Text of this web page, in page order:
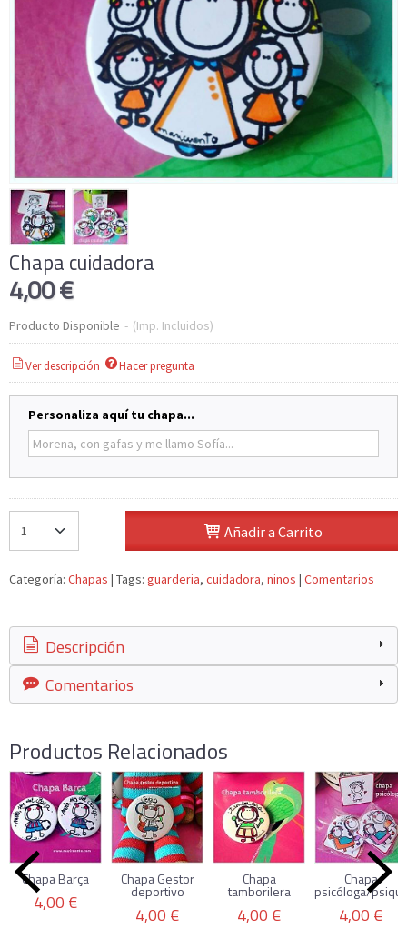
Chapa cuidadora
4,00 €
Producto Disponible - (Imp. Incluidos)
Ver descripción Hacer pregunta
Personaliza aquí tu chapa...
Añadir a Carrito
Categoría: Chapas | Tags: guarderia cuidadora ninos | Comentarios
Descripción
Comentarios
Productos Relacionados
Chapa Barça
4,00 €
Chapa Gestor
deportivo
4,00 €
Chapa
tamborilera
4,00 €
Chapa
psicóloga/
4,00 €